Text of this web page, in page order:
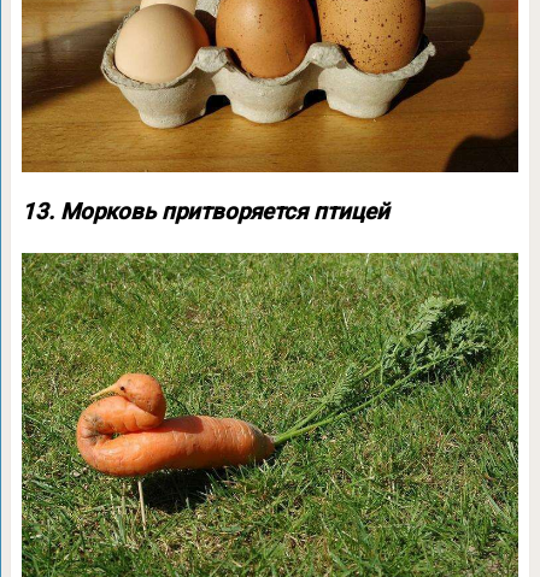
13. Морковь притворяется птицей